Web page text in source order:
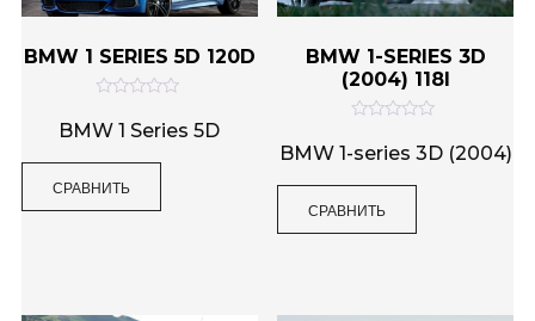
BMW 1 SERIES 5D 120D
ц
е
а
BMW 1 Series 5D
СРАВНИТЬ
BMW 1-SERIES 3D
(2004) 118I
ц
е
а
BMW 1-series 3D (2004)
СРАВНИТЬ